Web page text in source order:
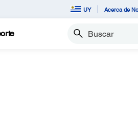
UY Acerca de
Buscar